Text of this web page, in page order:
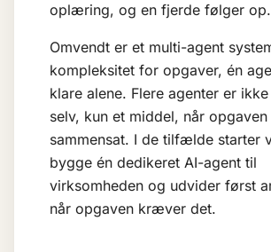
oplæring, og en fjerde følger op.
Omvendt er et multi-agent
kompleksitet for opgaver, én
klare alene. Flere agenter er
selv, kun et middel, når
sammensat. I de tilfælde starter
bygge én dedikeret AI-agent til
virksomheden og udvider først
når opgaven kræver det.